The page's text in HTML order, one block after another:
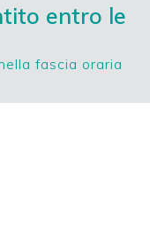
entro le
fascia oraria